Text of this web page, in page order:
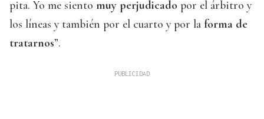
pita. Yo me siento muy perjudicado por el árbitro y
los líneas y también por el cuarto y por la forma de
tratarnos”.